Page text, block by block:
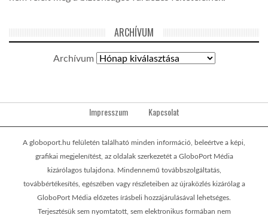
ARCHÍVUM
Archívum
Impresszum Kapcsolat
A globoport.hu felületén található minden információ, beleértve a képi,
grafikai megjelenítést, az oldalak szerkezetét a GloboPort Média
kizárólagos tulajdona. Mindennemű továbbszolgáltatás,
továbbértékesítés, egészében vagy részleteiben az újraközlés kizárólag a
GloboPort Média előzetes írásbeli hozzájárulásával lehetséges.
Terjesztésük sem nyomtatott, sem elektronikus formában nem